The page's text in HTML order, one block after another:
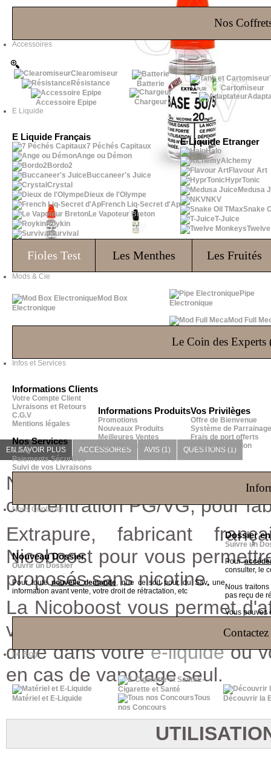
Nos
Accessoires
Clearomiseur
Résistance
Accessoire Epipe
Batterie
Chargeur
Cartomiseur
E Liquide
E Liquide Français
7 Péchés Capitaux
Ange ou Démon
Bordo2
Buccaneer's Juice
Crystal
Dieux de l'Olympe
French Liq-Secret d'Ap
Le Vapoteur Breton
Roykin
Survival
E Liquide Etranger
Halo
Alchemy
Flavour Art
HyprTonic
Medusa
NKV
Snake
T-Juice
Fioles Test Les Menthes Les Fruités
Mods & Cie
Mod Box
Electronique
Pipe
Electronique
Mod Full
Le Coin des Experts
Infos et Services
Informations Clients
Votre Compte Client
Livraisons et Retours
C.G.V
Mentions légales
Nos Services
F.A.Q
Paiements Sécurisés
Suivi de vos Livraisons
Informations Produits
Promotions
Nouveaux Produits
Meilleures Ventes
Nos Marques
Vos Privilèges
Offre de Bienvenue
Système de Parrainage
Frais de port offerts
Délai d'expédition
Nous Contacter
Nouveau Dossier
Ouvrir un Dossier
Pour toutenouvelle demande, que ce soit pour du Sav, une
information avant vente, votre droit de rétractation, etc
Dossier
Suivre un
Pour
consulter, le
Nous
pas reçu de
Vous pouvez
Le Blog
Matériel et E-Liquide
E-
Cigarette et Santé
Tous
nos Concours
Découvrir la
EN SAVOIR PLUS ACCESSOIRES AVIS (1) QUESTIONS (1)
Nicoboost de 10ml dosée
concentration PG/VG, pour
Extrapure, fabricant
Nicoboost pour vous
proposés sans nicotine.
La Nicoboost vous permet
votre E liquide. Cet
dilué dans votree-liquideou
en cas de vapotage seul.